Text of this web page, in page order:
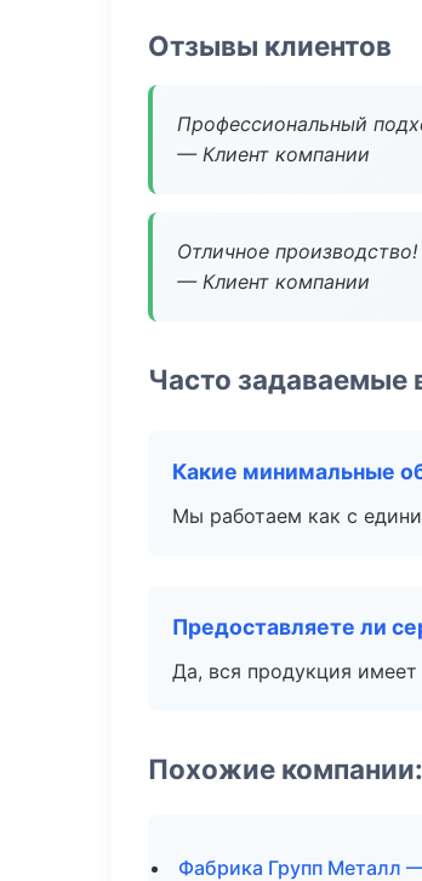
Отзывы клиентов
Профессиональный
— Клиент компании
Отличное
— Клиент компании
Часто задаваемые
Какие минимальные
Мы работаем как с
Предоставляете ли
Да, вся продукция
Похожие
Фабрика Групп Металл